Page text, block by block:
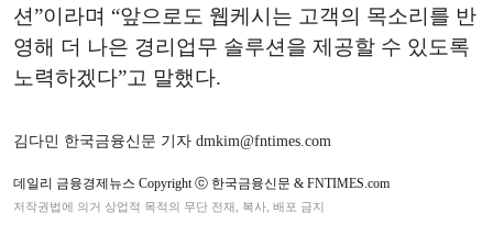
션”이라며 “앞으로도 웹케시는 고객의 목소리를 반
영해 더 나은 경리업무 솔루션을 제공할 수 있도록
노력하겠다”고 말했다.
김다민 한국금융신문 기자 dmkim@fntimes.com
데일리 금융경제뉴스 Copyright ⓒ 한국금융신문 & FNTIMES.com
저작권법에 의거 상업적 목적의 무단 전재, 복사, 배포 금지